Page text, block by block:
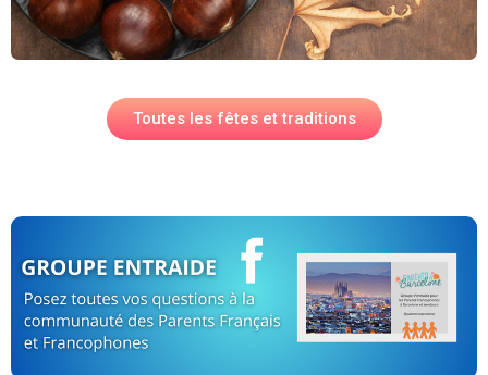
Toutes les fêtes et traditions